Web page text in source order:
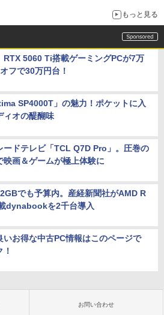
もっと見る
RTX 5060 Ti搭載ゲーミングPCが7万
フで30万円台！
SP4000T」の魅力！ポケットに入
ィオの醍醐味
ードテレビ「TCL Q7D Pro」。圧巻の
映画＆ゲームが極上体験に
でも予算内。産経新聞社がAMD R
dynabookを2千台導入
いお得な中古PC情報はこのページで
お問い合わせ